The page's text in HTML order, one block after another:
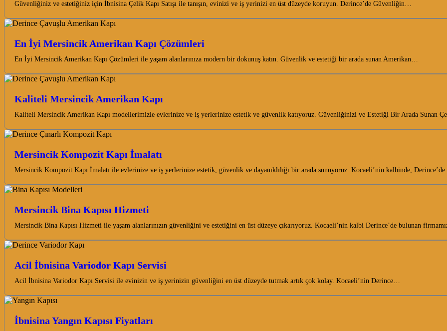
Güvenliğiniz ve estetiğiniz için İbnisina Çelik Kapı Satışı ile tanışın, evinizi ve iş yerinizi en üst düzeyde koruyun. Derince’de Güvenliğin…
En İyi Mersincik Amerikan Kapı Çözümleri
En İyi Mersincik Amerikan Kapı Çözümleri ile yaşam alanlarınıza modern bir dokunuş katın. Güvenlik ve estetiği bir arada sunan Amerikan…
Kaliteli Mersincik Amerikan Kapı
Kaliteli Mersincik Amerikan Kapı modellerimizle evlerinize ve iş yerlerinize estetik ve güvenlik katıyoruz. Güvenliğinizi ve Estetiği Bir Arada Sunan
Mersincik Kompozit Kapı İmalatı
Mersincik Kompozit Kapı İmalatı ile evlerinize ve iş yerlerinize estetik, güvenlik ve dayanıklılığı bir arada sunuyoruz. Kocaeli’nin kalbinde,
Mersincik Bina Kapısı Hizmeti
Mersincik Bina Kapısı Hizmeti ile yaşam alanlarınızın güvenliğini ve estetiğini en üst düzeye çıkarıyoruz. Kocaeli’nin kalbi Derince’de bulunan
Acil İbnisina Variodor Kapı Servisi
Acil İbnisina Variodor Kapı Servisi ile evinizin ve iş yerinizin güvenliğini en üst düzeyde tutmak artık çok kolay. Kocaeli’nin Derince…
İbnisina Yangın Kapısı Fiyatları